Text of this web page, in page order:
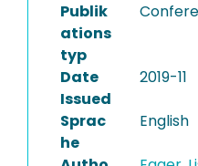
Publik
ations
typ
Date
Issued
2019-11
Sprac
he
English